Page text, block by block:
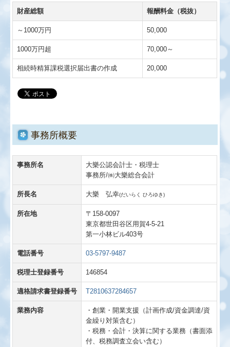
事務所概要
事務所名
大樂公認会計士・税理士
事務所/㈱大樂総合会計
所長名 大樂 弘幸(だいらく ひろゆき)
所在地
〒158-0097
東京都世田谷区用賀4-5-21
第一小林ビル403号
電話番号 03-5797-9487
税理士登録番号 146854
適格請求書登録番号 T2810637284657
業務内容
・創業・開業支援（計画作成/資金調達/資
金繰り対策含む）
・税務・会計・決算に関する業務（書面添
付、税務調査立会い含む）
財産総額 報酬料金（税抜）
～1000万円 50,000
1000万円超 70,000～
相続時精算課税選択届出書の作成 20,000